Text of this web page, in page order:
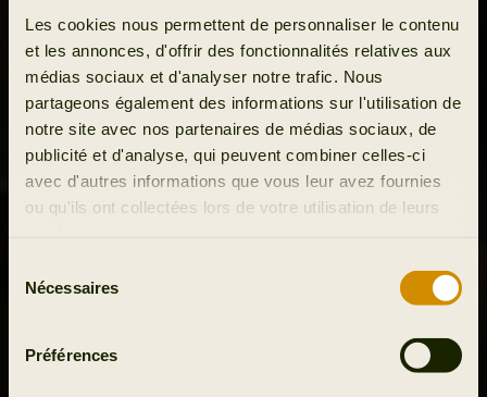
Les cookies nous permettent de personnaliser le contenu
et les annonces, d'offrir des fonctionnalités relatives aux
médias sociaux et d'analyser notre trafic. Nous
partageons également des informations sur l'utilisation de
notre site avec nos partenaires de médias sociaux, de
publicité et d'analyse, qui peuvent combiner celles-ci
avec d'autres informations que vous leur avez fournies
ou qu'ils ont collectées lors de votre utilisation de leurs
Nécessaires
Préférences